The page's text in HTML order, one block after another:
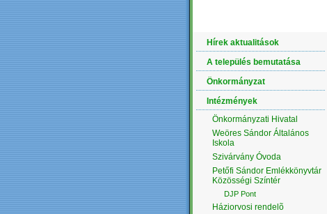
Hírek aktualitások
A település bemutatása
Önkormányzat
Intézmények
Önkormányzati Hivatal
Weöres Sándor Általános
Iskola
Szivárvány Óvoda
Petőfi Sándor Emlékkönyvtár
Közösségi Színtér
DJP Pont
Háziorvosi rendelõ